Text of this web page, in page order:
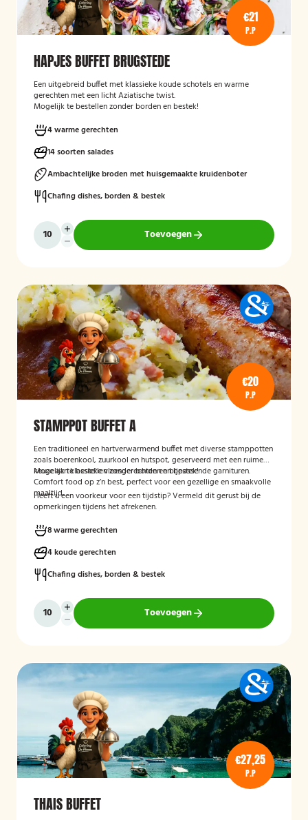
€21
P.P
HAPJES BUFFET BRUGSTEDE
Een uitgebreid buffet met klassieke koude schotels en warme
gerechten met een licht Aziatische twist.
Mogelijk te bestellen zonder borden en bestek!
4 warme gerechten
14 soorten salades
Ambachtelijke broden met huisgemaakte kruidenboter
Chafing dishes, borden & bestek
Toevoegen
€20
P.P
STAMPPOT BUFFET A
Een traditioneel en hartverwarmend buffet met diverse stamppotten
zoals boerenkool, zuurkool en hutspot, geserveerd met een ruime
keuze aan klassieke vleesgerechten en bijpassende garnituren.
Comfort food op z’n best, perfect voor een gezellige en smaakvolle
maaltijd.
Mogelijk te bestellen zonder borden en bestek!
Heeft u een voorkeur voor een tijdstip? Vermeld dit gerust bij de
opmerkingen tijdens het afrekenen.
8 warme gerechten
4 koude gerechten
Chafing dishes, borden & bestek
Toevoegen
€27,25
P.P
THAIS BUFFET